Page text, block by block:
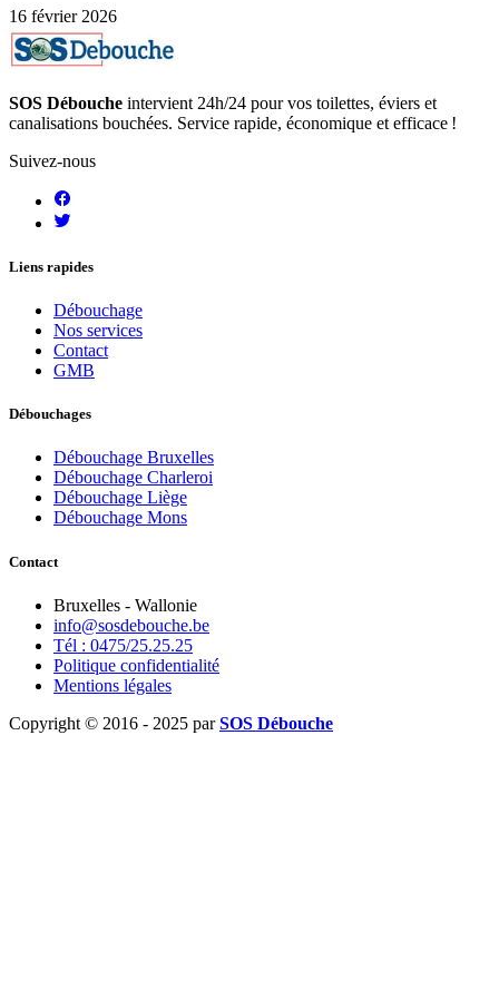
16 février 2026
SOS Débouche intervient 24h/24 pour vos toilettes, éviers et
canalisations bouchées. Service rapide, économique et efficace !
Suivez-nous
Liens rapides
Débouchage
Nos services
Contact
GMB
Débouchages
Débouchage Bruxelles
Débouchage Charleroi
Débouchage Liège
Débouchage Mons
Contact
Bruxelles - Wallonie
info@sosdebouche.be
Tél : 0475/25.25.25
Politique confidentialité
Mentions légales
Copyright © 2016 - 2025 parSOS Débouche